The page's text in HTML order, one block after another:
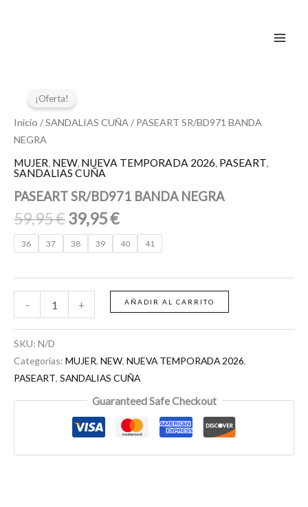
¡Oferta!
Inicio /SANDALIAS CUÑA / PASEART SR/BD971 BANDA
NEGRA
MUJER, NEW, NUEVA TEMPORADA 2026, PASEART,
SANDALIAS CUÑA
PASEART SR/BD971 BANDA NEGRA
59,95€
original
39,95€
actual
36 37 38 39 40 41
-
SR/BD971
BANDA
NEGRA
cantidad
+ AÑADIR AL CARRITO
SKU: N/D
Categorías: MUJER, NEW, NUEVA TEMPORADA 2026,
PASEART, SANDALIAS CUÑA
Guaranteed Safe Checkout